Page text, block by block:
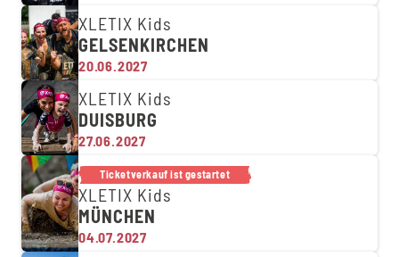
XLETIX Kids
GELSENKIRCHEN
20.06.2027
XLETIX Kids
DUISBURG
27.06.2027
Ticketverkauf ist gestartet
XLETIX Kids
MÜNCHEN
04.07.2027